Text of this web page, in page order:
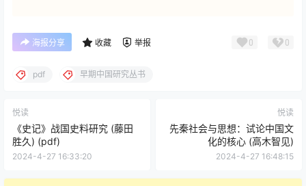
海报分享 收藏 举报 0 0
pdf 早期中国研究丛书
悦读
《史记》战国史料研究 (藤田
胜久) (pdf)
2024-4-27 16:33:20
悦读
先秦社会与思想：试论中国文
化的核心 (高木智见)
2024-4-27 16:48:15